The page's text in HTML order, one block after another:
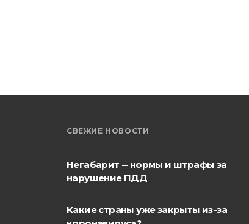
СВЕЖИЕ НОВОСТИ
Негабарит — нормы и штрафы за
нарушение ПДД
Какие страны уже закрыты из-за